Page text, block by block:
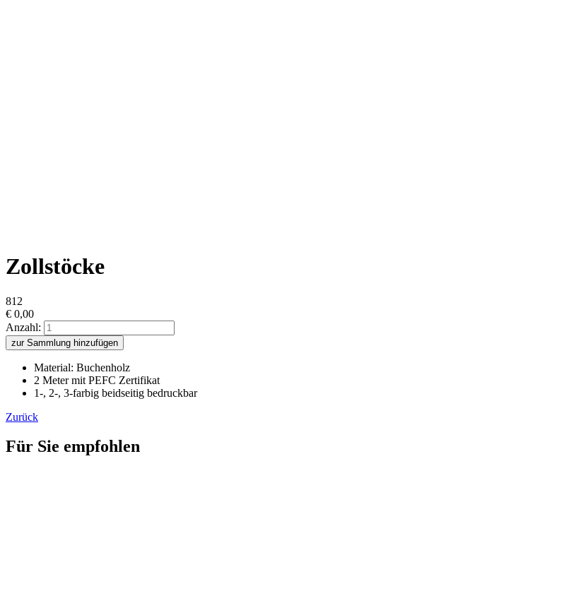
Zollstöcke
812
€ 0,00
Anzahl:
zur Sammlung hinzufügen
Material: Buchenholz
2 Meter mit PEFC Zertifikat
1-, 2-, 3-farbig beidseitig bedruckbar
Zurück
Für Sie empfohlen